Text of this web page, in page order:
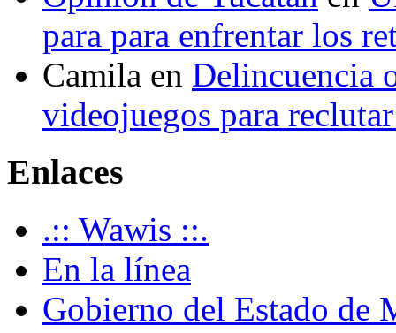
para para enfrentar los
Camila en Delincuencia
videojuegos para
Enlaces
.:: Wawis ::.
En la línea
Gobierno del Estado de